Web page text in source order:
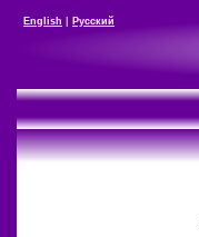
English Русский